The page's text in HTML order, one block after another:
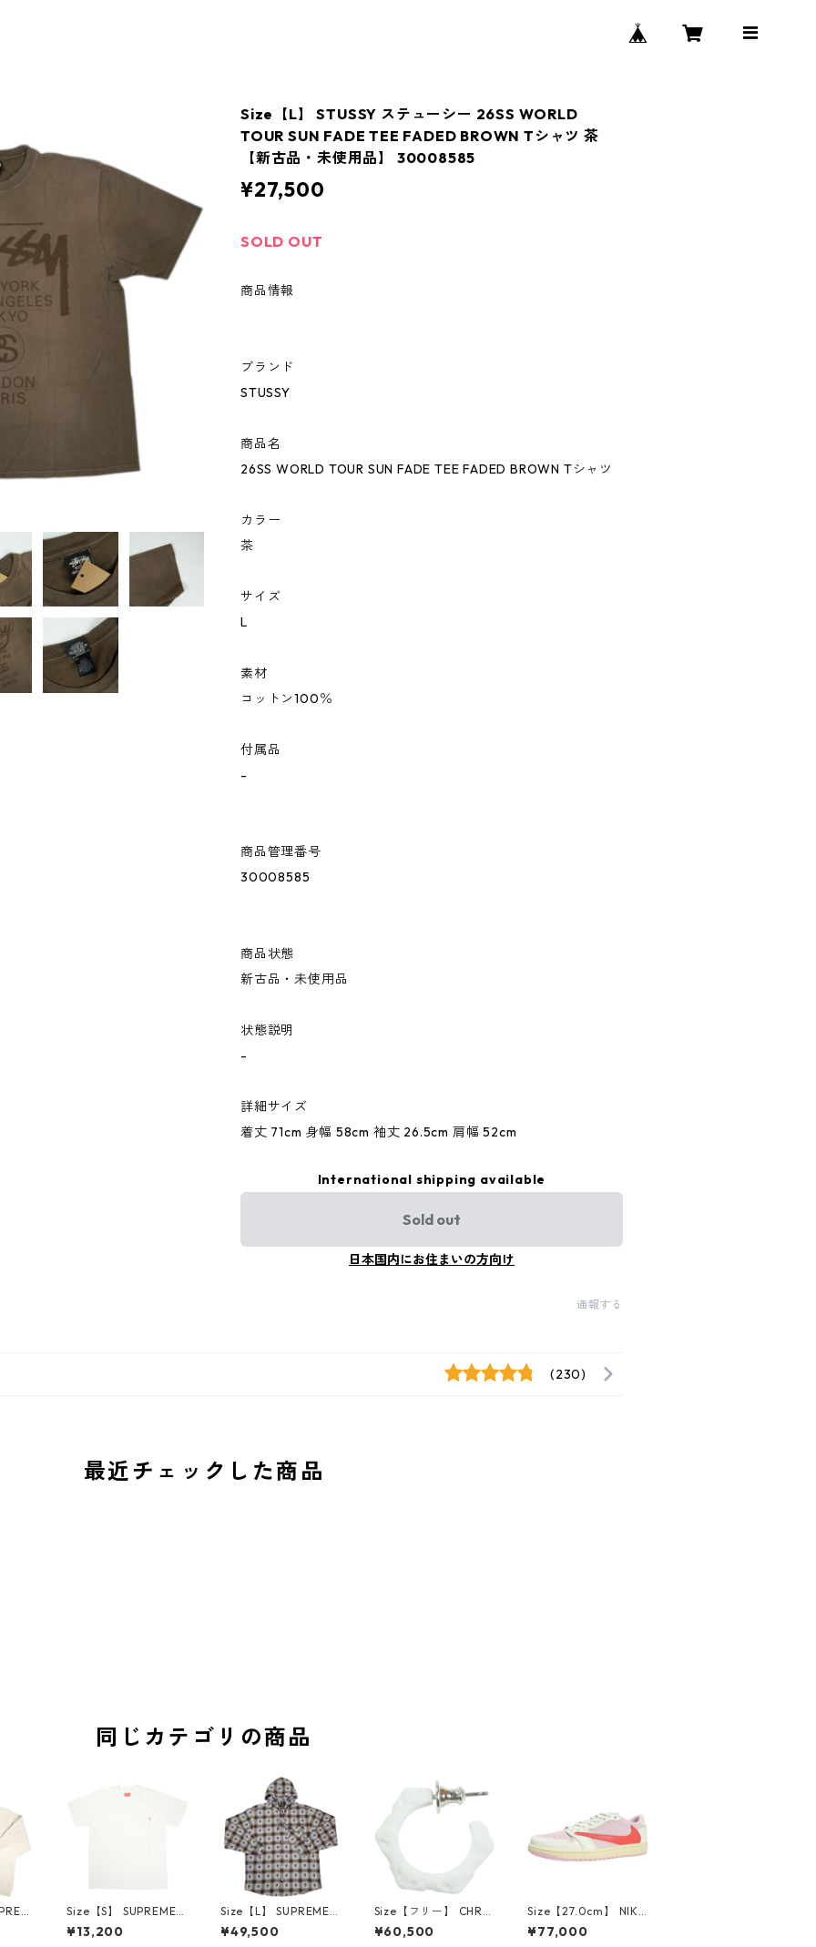
Size【L】 STUSSY ステューシー 26SS WORLD
TOUR SUN FADE TEE FADED BROWN Tシャツ 茶
【新古品・未使用品】 30008585
¥27,500
SOLD OUT
商品情報
ブランド
STUSSY
商品名
26SS WORLD TOUR SUN FADE TEE FADED BROWN Tシャツ
カラー
茶
サイズ
L
素材
コットン100％
付属品
-
商品管理番号
30008585
商品状態
新古品・未使用品
状態説明
-
詳細サイズ
着丈 71cm 身幅 58cm 袖丈 26.5cm 肩幅 52cm
International shipping available
Sold out
日本国内にお住まいの方向け
通報する
(230)
最近チェックした商品
同じカテゴリの商品
Size【S】 SUPREME
シュプリーム S/S Poc
ket Tee White Tシャ
¥13,200
Size【L】 SUPREME
シュプリーム ×Numbe
r (N)ine 25FW Hoode
¥49,500
Size【フリー】 CHRO
ME HEARTS クロム・
ハーツ CH Cross SING
¥60,500
Size【27.0cm】 NIKE
ナイキ ×Travis Scott
AIR JORDAN 1 LOW
¥77,000